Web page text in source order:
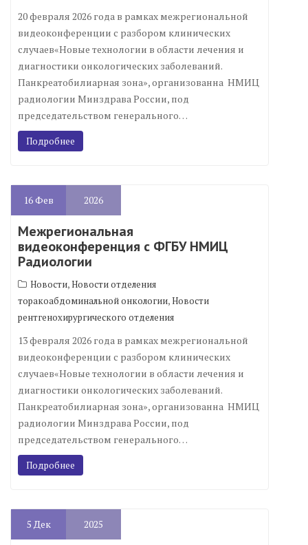
20 февраля 2026 года в рамках межрегиональной
видеоконференции с разбором клинических
случаев«Новые технологии в области лечения и
диагностики онкологических заболеваний.
Панкреатобилиарная зона», организованна НМИЦ
радиологии Минздрава России, под
председательством генерального…
Подробнее
16Фев 2026
Межрегиональная
видеоконференция с ФГБУ НМИЦ
Радиологии
Новости,Новости отделения
торакоабдоминальной онкологии,Новости
рентгенохирургического отделения
13 февраля 2026 года в рамках межрегиональной
видеоконференции с разбором клинических
случаев«Новые технологии в области лечения и
диагностики онкологических заболеваний.
Панкреатобилиарная зона», организованна НМИЦ
радиологии Минздрава России, под
председательством генерального…
Подробнее
5 Дек 2025